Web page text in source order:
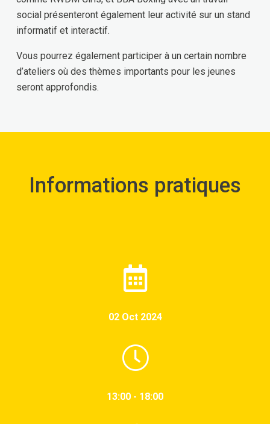
social présenteront également leur activité sur un stand
informatif et interactif.
Vous pourrez également participer à un certain nombre
d’ateliers où des thèmes importants pour les jeunes
seront approfondis.
Informations pratiques
02 Oct 2024
13:00 - 18:00